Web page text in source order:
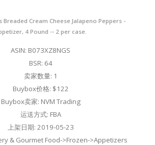
Breaded Cream Cheese Jalapeno Peppers -
4 Pound -- 2 per case.
ASIN: B073XZ8NGS
BSR: 64
卖家数量: 1
Buybox价格: $122
Buybox卖家: NVM Trading
运送方式: FBA
上架日期: 2019-05-23
& Gourmet Food->Frozen->Appetizers